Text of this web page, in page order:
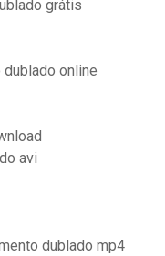
grátis
online
avi
dublado mp4